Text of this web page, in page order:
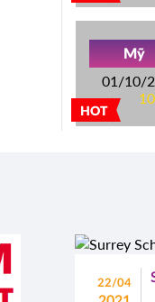
HOT
Mỹ
01/10/
22/04